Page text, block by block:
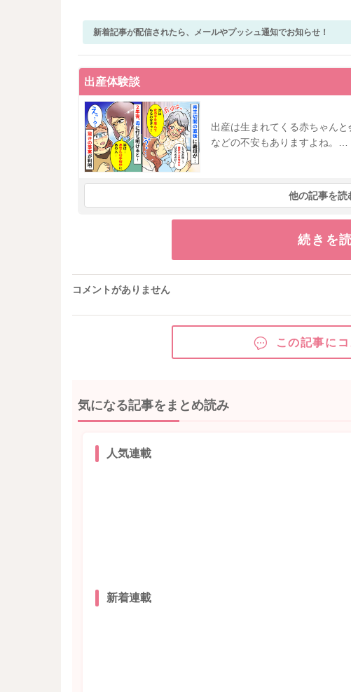
新着記事が配信されたら、メールやプッシュ通知でお知らせ！
出産体験談
出産は生まれてくる赤ちゃん
などの不安もありますよね。…
他の記事を読
続きを
コメントがありません
この記事に
気になる記事をまとめ読み
人気連載
新着連載